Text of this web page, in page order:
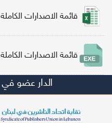
فقه مالكي (112)
تفسير قرآن (106)
علم كلام (96)
أخلاق وتصوف (91)
سير وتراجم (90)
قائمة الاصدارات الكاملة
قائمة الاصدارات الكاملة
الدار عضو في